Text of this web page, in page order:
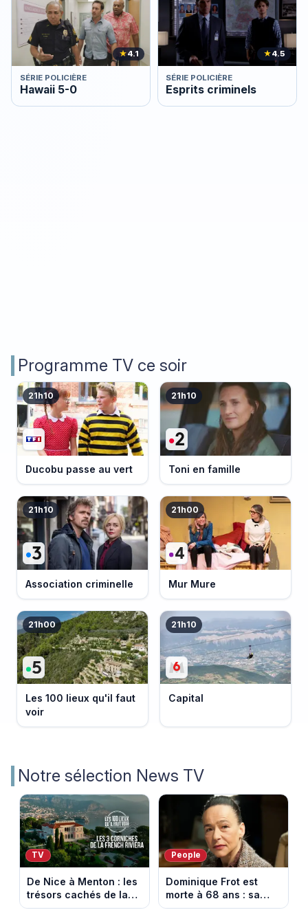
★4.1
SÉRIE POLICIÈRE
Hawaii 5-0
★4.5
SÉRIE POLICIÈRE
Esprits criminels
Programme TV ce soir
21h10
Ducobu passe au vert
21h10
Toni en famille
21h10
Association criminelle
21h00
Mur Mure
21h00
Les 100 lieux qu'il faut
voir
21h10
Capital
Notre sélection News TV
TV
De Nice à Menton : les
trésors cachés de la
French Riviera dévoilés
People
Dominique Frot est
morte à 68 ans : sa
sœur Catherine Frot